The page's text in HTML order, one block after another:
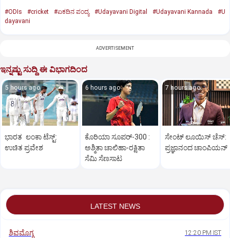
#ODIs #cricket #ಏಕದಿನ ಪಂದ್ಯ #Udayavani Digital #Udayavani Kannada
#U
dayavani
ADVERTISEMENT
ಇನ್ನಷ್ಟು ಸುದ್ದಿ ಈ ವಿಭಾಗದಿಂದ
5 hours ago
ಭಾರತ ಲಂಕಾ ಟೆಸ್ಟ್:
ಉಚಿತ ಪ್ರವೇಶ
6 hours ago
ಕೊರಿಯಾ ಸೂಪರ್‌-300 :
ಅಶ್ಮಿತಾ ಚಾಲಿಹಾ-ರಕ್ಷಿತಾ
ಸೆಮಿ ಸೆಣಸಾಟ
7 hours ago
ಸೇಂಟ್‌ ಲೂಯಿಸ್‌ ಚೆಸ್‌:
ಪ್ರಜ್ಞಾನಂದ ಚಾಂಪಿಯನ್‌
LATEST NEWS
ಶಿವಮೊಗ್ಗ 12:20 PM IST